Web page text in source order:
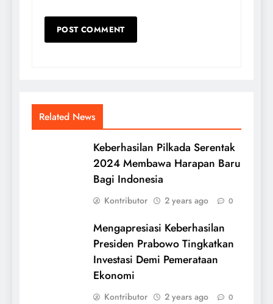
Related News
Keberhasilan Pilkada Serentak
2024 Membawa Harapan Baru
Bagi Indonesia
Kontributor 2 years ago 0
Mengapresiasi Keberhasilan
Presiden Prabowo Tingkatkan
Investasi Demi Pemerataan
Ekonomi
Kontributor 2 years ago 0